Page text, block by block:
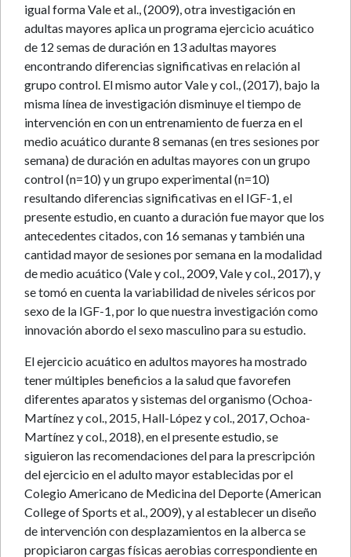
igual forma Vale et al., (2009), otra investigación en
adultas mayores aplica un programa ejercicio acuático
de 12 semas de duración en 13 adultas mayores
encontrando diferencias significativas en relación al
grupo control. El mismo autor Vale y col., (2017), bajo la
misma línea de investigación disminuye el tiempo de
intervención en con un entrenamiento de fuerza en el
medio acuático durante 8 semanas (en tres sesiones por
semana) de duración en adultas mayores con un grupo
control (n=10) y un grupo experimental (n=10)
resultando diferencias significativas en el IGF-1, el
presente estudio, en cuanto a duración fue mayor que los
antecedentes citados, con 16 semanas y también una
cantidad mayor de sesiones por semana en la modalidad
de medio acuático (Vale y col., 2009, Vale y col., 2017), y
se tomó en cuenta la variabilidad de niveles séricos por
sexo de la IGF-1, por lo que nuestra investigación como
innovación abordo el sexo masculino para su estudio.
El ejercicio acuático en adultos mayores ha mostrado
tener múltiples beneficios a la salud que favorefen
diferentes aparatos y sistemas del organismo (Ochoa-
Martínez y col., 2015, Hall-López y col., 2017, Ochoa-
Martínez y col., 2018), en el presente estudio, se
siguieron las recomendaciones del para la prescripción
del ejercicio en el adulto mayor establecidas por el
Colegio Americano de Medicina del Deporte (American
College of Sports et al., 2009), y al establecer un diseño
de intervención con desplazamientos en la alberca se
propiciaron cargas físicas aerobias correspondiente en